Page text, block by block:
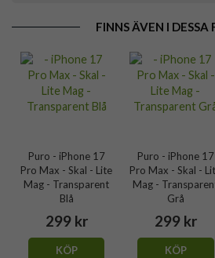
FINNS ÄVEN I DESSA
Puro - iPhone 17
Pro Max - Skal - Lite
Mag - Transparent
Blå
299 kr
KÖP
Puro - iPhone 17
Pro Max - Skal -
Mag -
Grå
299 kr
KÖP